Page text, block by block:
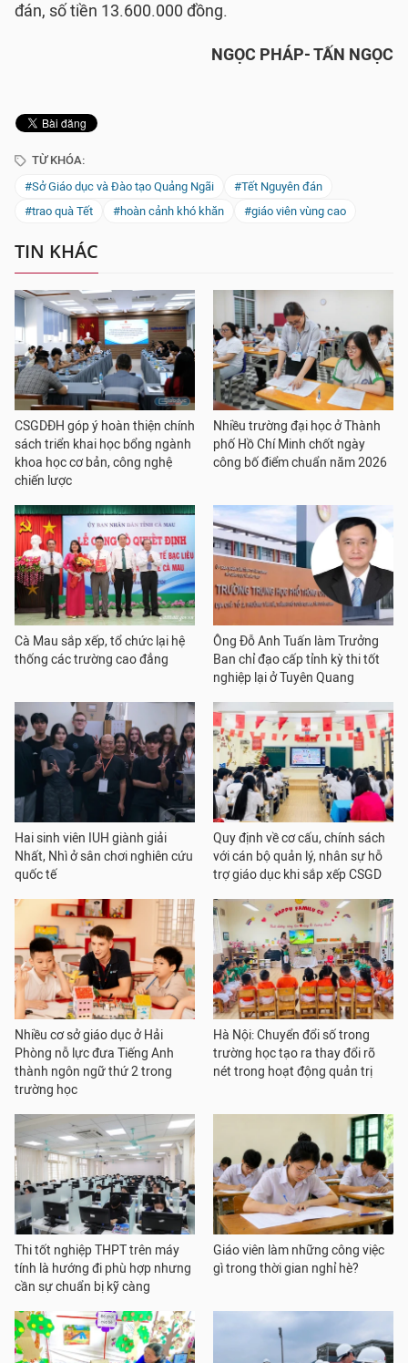
đán, số tiền 13.600.000 đồng.
NGỌC PHÁP- TẤN NGỌC
TỪ KHÓA:
#Sở Giáo dục và Đào tạo Quảng Ngãi
#Tết Nguyên đán
#trao quà Tết
#hoàn cảnh khó khăn #giáo viên vùng cao
TIN KHÁC
CSGDĐH góp ý hoàn thiện chính
sách triển khai học bổng ngành
khoa học cơ bản, công nghệ
chiến lược
Nhiều trường đại học ở Thành
phố Hồ Chí Minh chốt ngày
công bố điểm chuẩn năm 2026
Cà Mau sắp xếp, tổ chức lại hệ
thống các trường cao đẳng
Ông Đỗ Anh Tuấn làm Trưởng
Ban chỉ đạo cấp tỉnh kỳ thi tốt
nghiệp lại ở Tuyên Quang
Hai sinh viên IUH giành giải
Nhất, Nhì ở sân chơi nghiên cứu
quốc tế
Quy định về cơ cấu, chính sách
với cán bộ quản lý, nhân sự hỗ
trợ giáo dục khi sắp xếp CSGD
Nhiều cơ sở giáo dục ở Hải
Phòng nỗ lực đưa Tiếng Anh
thành ngôn ngữ thứ 2 trong
trường học
Hà Nội: Chuyển đổi số trong
trường học tạo ra thay đổi rõ
nét trong hoạt động quản trị
Thi tốt nghiệp THPT trên máy
tính là hướng đi phù hợp nhưng
cần sự chuẩn bị kỹ càng
Giáo viên làm những công việc
gì trong thời gian nghỉ hè?